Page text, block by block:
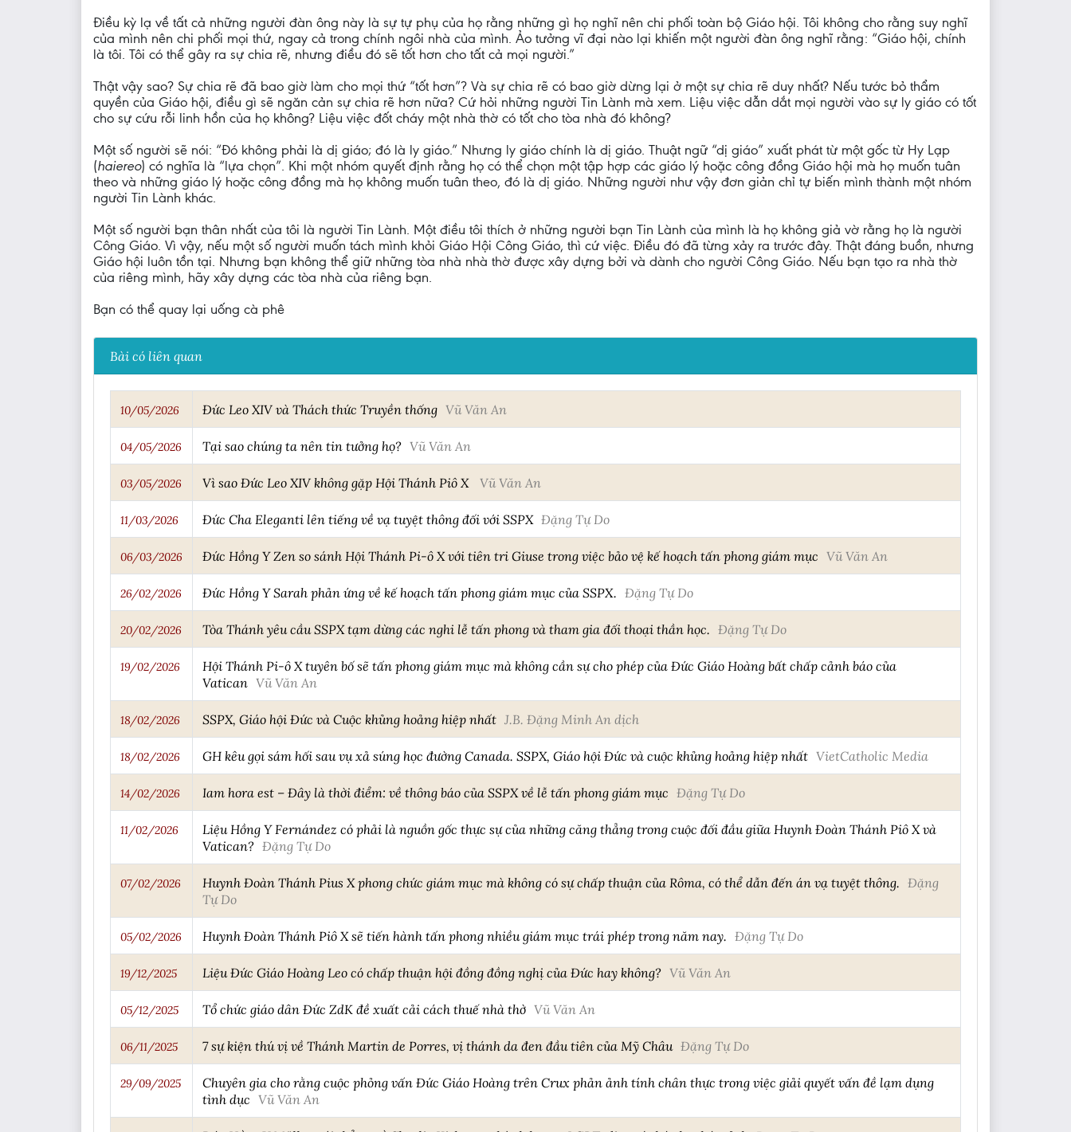
Điều kỳ lạ về tất cả những người đàn ông này là sự tự phụ của họ rằng những gì họ nghĩ nên chi phối toàn bộ Giáo hội. Tôi không cho rằng suy nghĩ
của mình nên chi phối mọi thứ, ngay cả trong chính ngôi nhà của mình. Ảo tưởng vĩ đại nào lại khiến một người đàn ông nghĩ rằng: “Giáo hội, chính
là tôi. Tôi có thể gây ra sự chia rẽ, nhưng điều đó sẽ tốt hơn cho tất cả mọi người.”
Thật vậy sao? Sự chia rẽ đã bao giờ làm cho mọi thứ “tốt hơn”? Và sự chia rẽ có bao giờ dừng lại ở một sự chia rẽ duy nhất? Nếu tước bỏ thẩm
quyền của Giáo hội, điều gì sẽ ngăn cản sự chia rẽ hơn nữa? Cứ hỏi những người Tin Lành mà xem. Liệu việc dẫn dắt mọi người vào sự ly giáo có tốt
cho sự cứu rỗi linh hồn của họ không? Liệu việc đốt cháy một nhà thờ có tốt cho tòa nhà đó không?
Một số người sẽ nói: “Đó không phải là dị giáo; đó là ly giáo.” Nhưng ly giáo chính là dị giáo. Thuật ngữ “dị giáo” xuất phát từ một gốc từ Hy Lạp
(haiereo) có nghĩa là “lựa chọn”. Khi một nhóm quyết định rằng họ có thể chọn một tập hợp các giáo lý hoặc công đồng Giáo hội mà họ muốn tuân
theo và những giáo lý hoặc công đồng mà họ không muốn tuân theo, đó là dị giáo. Những người như vậy đơn giản chỉ tự biến mình thành một nhóm
người Tin Lành khác.
Một số người bạn thân nhất của tôi là người Tin Lành. Một điều tôi thích ở những người bạn Tin Lành của mình là họ không giả vờ rằng họ là người
Công Giáo. Vì vậy, nếu một số người muốn tách mình khỏi Giáo Hội Công Giáo, thì cứ việc. Điều đó đã từng xảy ra trước đây. Thật đáng buồn, nhưng
Giáo hội luôn tồn tại. Nhưng bạn không thể giữ những tòa nhà nhà thờ được xây dựng bởi và dành cho người Công Giáo. Nếu bạn tạo ra nhà thờ
của riêng mình, hãy xây dựng các tòa nhà của riêng bạn.
Bạn có thể quay lại uống cà phê
Bài có liên quan
10/05/2026 Đức Leo XIV và Thách thức Truyền thống Vũ Văn An
04/05/2026 Tại sao chúng ta nên tin tưởng họ? Vũ Văn An
03/05/2026 Vì sao Đức Leo XIV không gặp Hội Thánh Piô X Vũ Văn An
11/03/2026 Đức Cha Eleganti lên tiếng về vạ tuyệt thông đối với SSPX Đặng Tự Do
06/03/2026 Đức Hồng Y Zen so sánh Hội Thánh Pi-ô X với tiên tri Giuse trong việc bảo vệ kế hoạch tấn phong giám mục Vũ Văn An
26/02/2026 Đức Hồng Y Sarah phản ứng về kế hoạch tấn phong giám mục của SSPX. Đặng Tự Do
20/02/2026 Tòa Thánh yêu cầu SSPX tạm dừng các nghi lễ tấn phong và tham gia đối thoại thần học. Đặng Tự Do
19/02/2026
Hội Thánh Pi-ô X tuyên bố sẽ tấn phong giám mục mà không cần sự cho phép của Đức Giáo Hoàng bất chấp cảnh báo của
Vatican Vũ Văn An
18/02/2026 SSPX, Giáo hội Đức và Cuộc khủng hoảng hiệp nhất J.B. Đặng Minh An dịch
18/02/2026 GH kêu gọi sám hối sau vụ xả súng học đường Canada. SSPX, Giáo hội Đức và cuộc khủng hoảng hiệp nhất VietCatholic Media
14/02/2026 Iam hora est – Đây là thời điểm: về thông báo của SSPX về lễ tấn phong giám mục Đặng Tự Do
11/02/2026
Liệu Hồng Y Fernández có phải là nguồn gốc thực sự của những căng thẳng trong cuộc đối đầu giữa Huynh Đoàn Thánh Piô X và
Vatican? Đặng Tự Do
07/02/2026 Huynh Đoàn Thánh Pius X phong chức giám mục mà không có sự chấp thuận của Rôma, có thể dẫn đến án vạ tuyệt thông. Đặng
Tự Do
05/02/2026 Huynh Đoàn Thánh Piô X sẽ tiến hành tấn phong nhiều giám mục trái phép trong năm nay. Đặng Tự Do
19/12/2025 Liệu Đức Giáo Hoàng Leo có chấp thuận hội đồng đồng nghị của Đức hay không? Vũ Văn An
05/12/2025 Tổ chức giáo dân Đức ZdK đề xuất cải cách thuế nhà thờ Vũ Văn An
06/11/2025 7 sự kiện thú vị về Thánh Martin de Porres, vị thánh da đen đầu tiên của Mỹ Châu Đặng Tự Do
29/09/2025
Chuyên gia cho rằng cuộc phỏng vấn Đức Giáo Hoàng trên Crux phản ảnh tính chân thực trong việc giải quyết vấn đề lạm dụng
tình dục Vũ Văn An